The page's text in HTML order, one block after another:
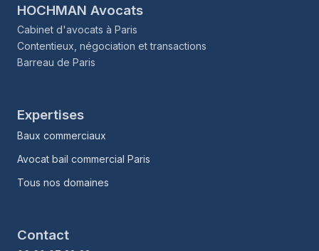
HOCHMAN Avocats
Cabinet d'avocats à Paris
Contentieux, négociation et transactions
Barreau de Paris
Expertises
Baux commerciaux
Avocat bail commercial Paris
Tous nos domaines
Contact